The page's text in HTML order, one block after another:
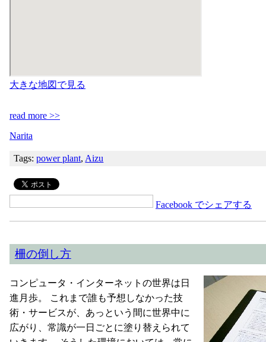
大きな地図で見る
read more >>
Narita
Tags:power plant, Aizu
Facebook でシェアする
柵の倒し方
コンピュータ・インターネットの世界は日
進月歩。 これまで誰も予想しなかった技
術・サービスが、あっという間に世界中に
広がり、常識が一日ごとに塗り替えられて